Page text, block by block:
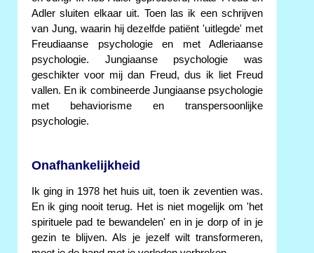
Adler sluiten elkaar uit. Toen las ik een schrijven
van Jung, waarin hij dezelfde patiënt 'uitlegde' met
Freudiaanse psychologie en met Adleriaanse
psychologie. Jungiaanse psychologie was
geschikter voor mij dan Freud, dus ik liet Freud
vallen. En ik combineerde Jungiaanse psychologie
met behaviorisme en transpersoonlijke
psychologie.
Onafhankelijkheid
Ik ging in 1978 het huis uit, toen ik zeventien was.
En ik ging nooit terug. Het is niet mogelijk om 'het
spirituele pad te bewandelen' en in je dorp of in je
gezin te blijven. Als je jezelf wilt transformeren,